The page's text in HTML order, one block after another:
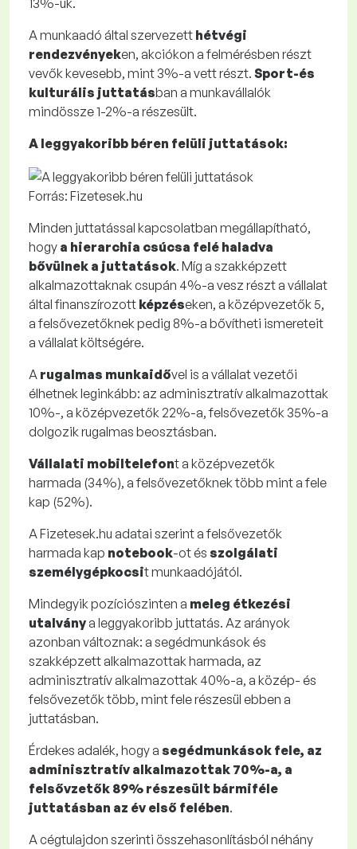
13%-uk.
A munkaadó által szervezett hétvégi
rendezvényeken, akciókon a felmérésben részt
vevők kevesebb, mint 3%-a vett részt. Sport-és
kulturális juttatásban a munkavállalók
mindössze 1-2%-a részesült.
A leggyakoribb béren felüli juttatások:
Forrás: Fizetesek.hu
Minden juttatással kapcsolatban megállapítható,
hogy a hierarchia csúcsa felé haladva
bővülnek a juttatások. Míg a szakképzett
alkalmazottaknak csupán 4%-a vesz részt a vállalat
által finanszírozott képzéseken, a középvezetők 5,
a felsővezetőknek pedig 8%-a bővítheti ismereteit
a vállalat költségére.
A rugalmas munkaidővel is a vállalat vezetői
élhetnek leginkább: az adminisztratív alkalmazottak
10%-, a középvezetők 22%-a, felsővezetők 35%-a
dolgozik rugalmas beosztásban.
Vállalati mobiltelefont a középvezetők
harmada (34%), a felsővezetőknek több mint a fele
kap (52%).
A Fizetesek.hu adatai szerint a felsővezetők
harmada kap notebook-ot és szolgálati
személygépkocsit munkaadójától.
Mindegyik pozíciószinten a meleg étkezési
utalványa leggyakoribb juttatás. Az arányok
azonban változnak: a segédmunkások és
szakképzett alkalmazottak harmada, az
adminisztratív alkalmazottak 40%-a, a közép- és
felsővezetők több, mint fele részesül ebben a
juttatásban.
Érdekes adalék, hogy a segédmunkások fele, az
adminisztratív alkalmazottak 70%-a, a
felsővzetők 89% részesült bármiféle
juttatásban az év első felében.
A cégtulajdon szerinti összehasonlításból néhány